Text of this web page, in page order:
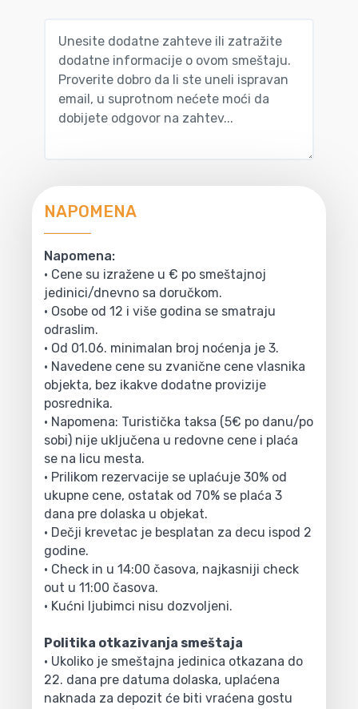
NAPOMENA
Napomena:
• Cene su izražene u € po smeštajnoj
jedinici/dnevno sa doručkom.
• Osobe od 12 i više godina se smatraju
odraslim.
• Od 01.06. minimalan broj noćenja je 3.
• Navedene cene su zvanične cene vlasnika
objekta, bez ikakve dodatne provizije
posrednika.
• Napomena: Turistička taksa (5€ po danu/po
sobi) nije uključena u redovne cene i plaća
se na licu mesta.
• Prilikom rezervacije se uplaćuje 30% od
ukupne cene, ostatak od 70% se plaća 3
dana pre dolaska u objekat.
• Dečji krevetac je besplatan za decu ispod 2
godine.
• Check in u 14:00 časova, najkasniji check
out u 11:00 časova.
• Kućni ljubimci nisu dozvoljeni.
Politika otkazivanja smeštaja
• Ukoliko je smeštajna jedinica otkazana do
22. dana pre datuma dolaska, uplaćena
naknada za depozit će biti vraćena gostu